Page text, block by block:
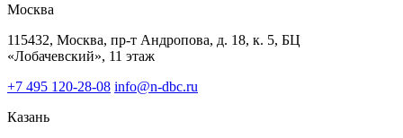
Москва
115432, Москва, пр-т Андропова, д. 18, к. 5, БЦ
«Лобачевский», 11 этаж
+7 495 120-28-08 info@n-dbc.ru
Казань